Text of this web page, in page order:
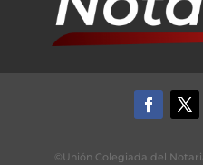
©Unión Colegiada del